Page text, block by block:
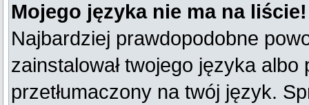
Mojego języka nie ma na liście!
Najbardziej prawdopodobne
zainstalował twojego języka
przetłumaczony na twój język.